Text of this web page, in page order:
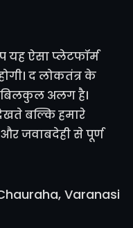
ऐसा प्लेटफॉर्म
द लोकतंत्र के
बिलकुल अलग है।
बल्कि हमारे
जवाबदेही से पूर्ण
Varanasi